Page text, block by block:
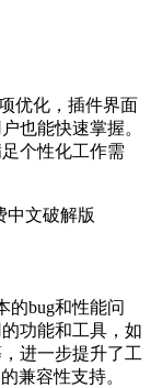
，插件界面
也能快速掌握。
足个性化工作需
的bug和性能问
功能和工具，如
，进一步提升了工
兼容性支持。